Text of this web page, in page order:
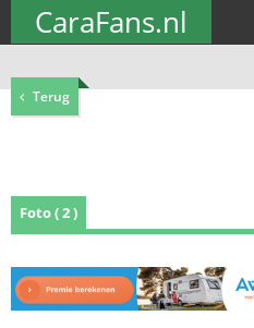
CaraFans.nl
Terug
Foto ( 2 )